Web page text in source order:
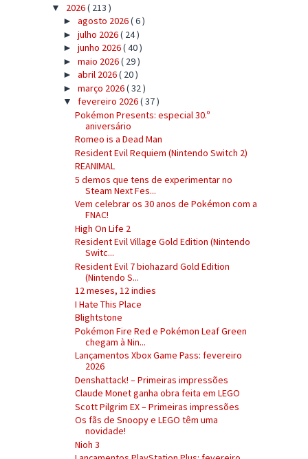
▼ 2026( 213 )
► agosto 2026( 6 )
► julho 2026( 24 )
► junho 2026( 40 )
► maio 2026( 29 )
► abril 2026( 20 )
► março 2026( 32 )
▼ fevereiro 2026( 37 )
Pokémon Presents: especial 30.º
aniversário
Romeo is a Dead Man
Resident Evil Requiem (Nintendo Switch 2)
REANIMAL
5 demos que tens de experimentar no
Steam Next Fes...
Vem celebrar os 30 anos de Pokémon com a
FNAC!
High On Life 2
Resident Evil Village Gold Edition (Nintendo
Switc...
Resident Evil 7 biohazard Gold Edition
(Nintendo S...
12 meses, 12 indies
I Hate This Place
Blightstone
Pokémon Fire Red e Pokémon Leaf Green
chegam à Nin...
Lançamentos Xbox Game Pass: fevereiro
2026
Denshattack! – Primeiras impressões
Claude Monet ganha obra feita em LEGO
Scott Pilgrim EX – Primeiras impressões
Os fãs de Snoopy e LEGO têm uma
novidade!
Nioh 3